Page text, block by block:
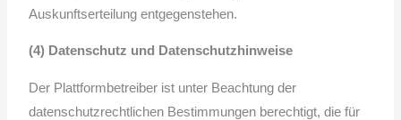
Auskunftserteilung entgegenstehen.
(4) Datenschutz und Datenschutzhinweise
Der Plattformbetreiber ist unter Beachtung der
datenschutzrechtlichen Bestimmungen berechtigt, die für